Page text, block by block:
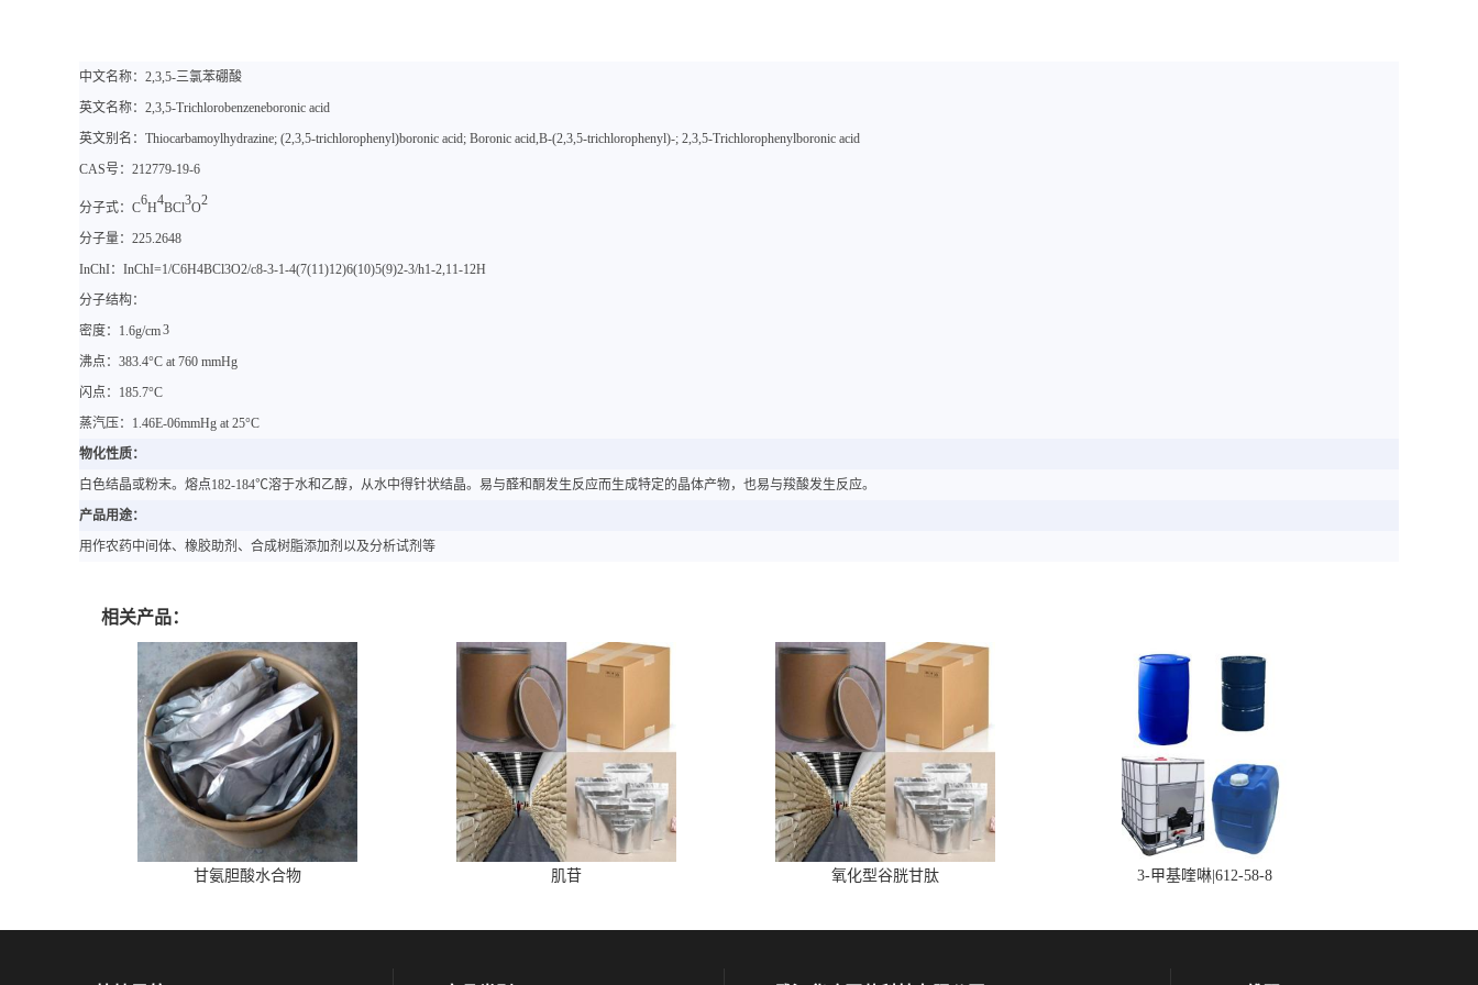
中文名称： 2,3,5-三氯苯硼酸
英文名称： 2,3,5-Trichlorobenzeneboronic acid
英文别名： Thiocarbamoylhydrazine; (2,3,5-trichlorophenyl)boronic acid; Boronic acid,B-(2,3,5-trichlorophenyl)-; 2,3,5-Trichlorophenylboronic acid
CAS号： 212779-19-6
分子式： C6H4BCl3O2
分子量： 225.2648
InChI：InChI=1/C6H4BCl3O2/c8-3-1-4(7(11)12)6(10)5(9)2-3/h1-2,11-12H
分子结构：
密度： 1.6g/cm3
沸点： 383.4°C at 760 mmHg
闪点： 185.7°C
蒸汽压： 1.46E-06mmHg at 25°C
物化性质：
白色结晶或粉末。熔点182-184℃溶于水和乙醇，从水中得针状结晶。易与醛和酮发生反应而生成特定的晶体产物，也易与羧酸发生反应。
产品用途：
用作农药中间体、橡胶助剂、合成树脂添加剂以及分析试剂等
相关产品：
甘氨胆酸水合物 肌苷 氧化型谷胱甘肽 3-甲基喹啉|612-58-8